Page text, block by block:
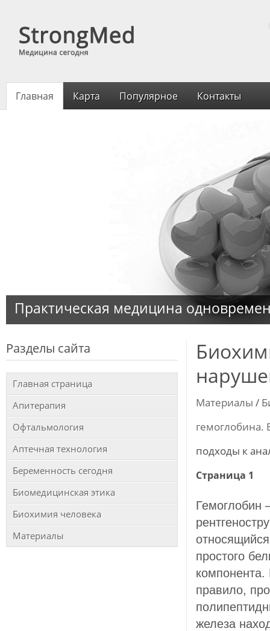
Главная Карта Популярное Контакты
Практическая медицина
Материалы /
подходы к
Страница 1
Гемоглобин
простого
компонента.
правило,
железа
Разделы сайта
Главная страница
Апитерапия
Офтальмология
Аптечная технология
Беременность сегодня
Биомедицинская этика
Биохимия человека
Материалы